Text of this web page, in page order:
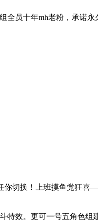
全员十年mh老粉，承诺
切换！上班摸鱼党狂
效。更可一号五角色组